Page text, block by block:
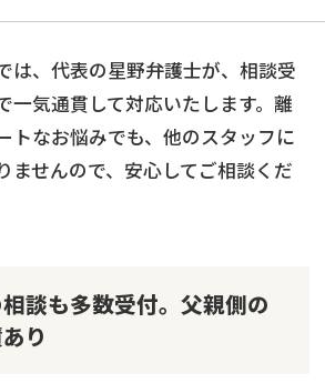
は、代表の星野弁護士が、相談受
一気通貫して対応いたします。離
トなお悩みでも、他のスタッフに
ませんので、安心してご相談くだ
談も多数受付。父親側の
り